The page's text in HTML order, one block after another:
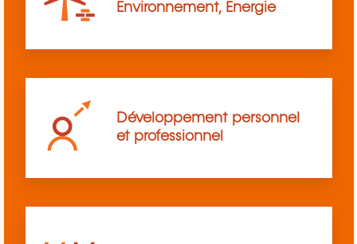
Environnement, Energie
Développement personnel
et professionnel